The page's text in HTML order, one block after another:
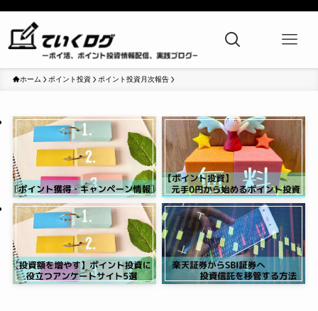
ホーム ポイント投資 ポイント投資月次報告